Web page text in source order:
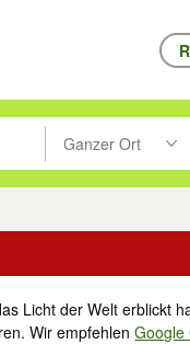
nach oben/unten
Eingabetaste
Ganzer Ort
Suche im Umkreis
Licht der Welt erblickt
Wir empfehlenGoogle